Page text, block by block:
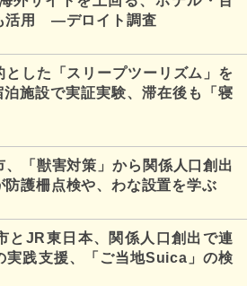
活用 ―デロイト調査
とした「スリープツーリズム」を
施設で実証実験、滞在後も「寝
、「獣害対策」から関係人口創出
防護柵点検や、わな設置を学ぶ
とJR東日本、関係人口創出で連
実践支援、「ご当地Suica」の検